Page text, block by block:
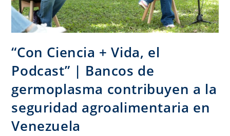
“Con Ciencia + Vida, el
Podcast” | Bancos de
germoplasma contribuyen a la
seguridad agroalimentaria en
Venezuela